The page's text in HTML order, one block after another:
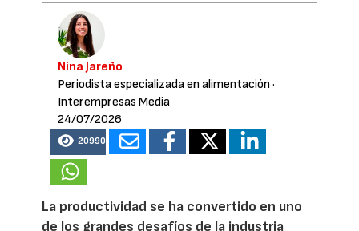
Nina Jareño
Periodista especializada en alimentación ·
Interempresas Media
24/07/2026
20990
La productividad se ha convertido en uno
de los grandes desafíos de la industria